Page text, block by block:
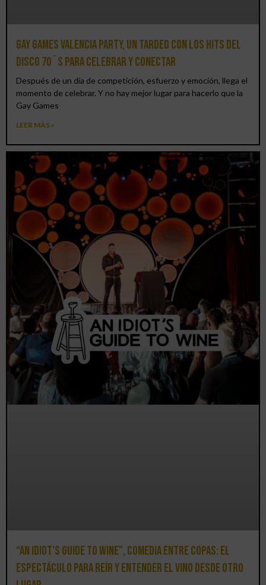
Gay Games Valencia Party, un tardeo con los hits del
DISCO 70´S para celebrar y conectar
Después de un día de competición, esfuerzo y emoción, llega el
momento de celebrar. Y no hay mejor lugar para hacerlo que la
Gay Games
LEER MÁS »
“An Idiot’s Guide to Wine”, comedia entre copas: el
espectáculo para reír y entender el vino desde otro